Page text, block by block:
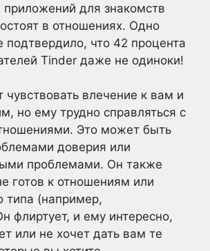
приложений для знакомств
в отношениях. Одно
подтвердило, что 42 процента
Tinder даже не одиноки!
влечение к вам и
но ему трудно справляться с
Это может быть
доверия или
проблемами. Он также
готов к отношениям или
типа (например,
флиртует, и ему интересно,
или не хочет дать вам те